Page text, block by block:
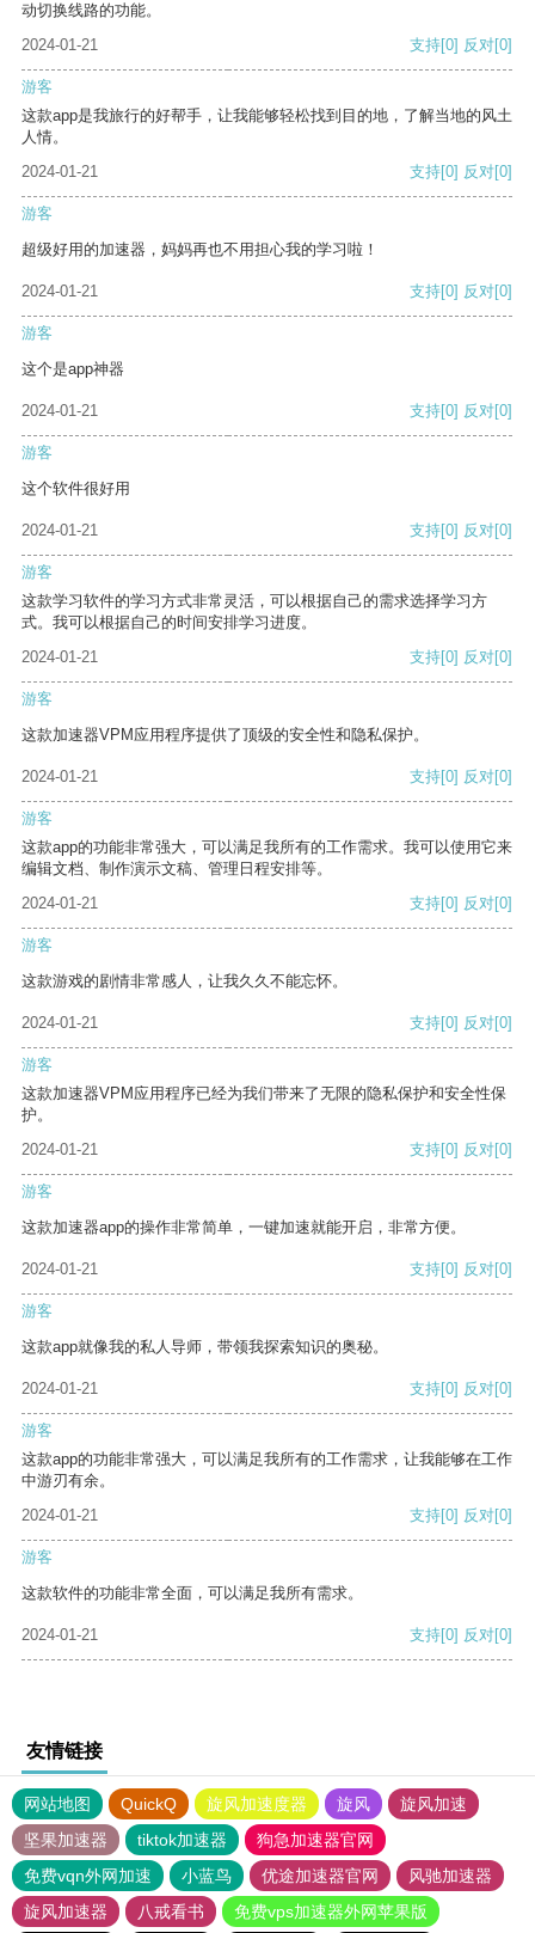
动切换线路的功能。
2024-01-21
支持[0] 反对[0]
游客
这款app是我旅行的好帮手，让我能够轻松找到目的地，了解当地的风土
人情。
2024-01-21
支持[0] 反对[0]
游客
超级好用的加速器，妈妈再也不用担心我的学习啦！
2024-01-21 支持[0] 反对[0]
游客
这个是app神器
2024-01-21 支持[0] 反对[0]
游客
这个软件很好用
2024-01-21 支持[0] 反对[0]
游客
这款学习软件的学习方式非常灵活，可以根据自己的需求选择学习方
式。我可以根据自己的时间安排学习进度。
2024-01-21
支持[0] 反对[0]
游客
这款加速器VPM应用程序提供了顶级的安全性和隐私保护。
2024-01-21 支持[0] 反对[0]
游客
这款app的功能非常强大，可以满足我所有的工作需求。我可以使用它来
编辑文档、制作演示文稿、管理日程安排等。
2024-01-21
支持[0] 反对[0]
游客
这款游戏的剧情非常感人，让我久久不能忘怀。
2024-01-21 支持[0] 反对[0]
游客
这款加速器VPM应用程序已经为我们带来了无限的隐私保护和安全性保
护。
2024-01-21
支持[0] 反对[0]
游客
这款加速器app的操作非常简单，一键加速就能开启，非常方便。
2024-01-21 支持[0] 反对[0]
游客
这款app就像我的私人导师，带领我探索知识的奥秘。
2024-01-21 支持[0] 反对[0]
游客
这款app的功能非常强大，可以满足我所有的工作需求，让我能够在工作
中游刃有余。
2024-01-21
支持[0] 反对[0]
游客
这款软件的功能非常全面，可以满足我所有需求。
2024-01-21 支持[0] 反对[0]
友情链接
网站地图 QuickQ 旋风加速度器 旋风
旋风加速
坚果加速器
tiktok加速器
狗急加速器官网
免费vqn外网加速
小蓝鸟 优途加速器官网
风驰加速器
旋风加速器
八戒看书 免费vps加速器外网苹果版